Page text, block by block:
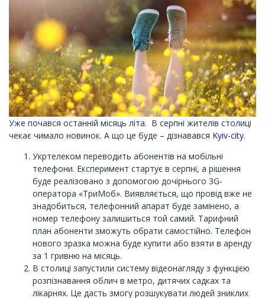
Уже почався останній місяць літа. В серпні жителів столиці
чекає чимало новинок. А що це буде – дізнавався Kyiv-city.
Укртелеком переводить абонентів на мобільні
телефони. Експеримент стартує в серпні, а рішення
буде реалізовано з допомогою дочірнього 3G-
оператора «ТриМоб». Виявляється, що провід вже не
знадобиться, телефонний апарат буде замінено, а
номер телефону залишиться той самий. Тарифний
план абоненти зможуть обрати самостійно. Телефон
нового зразка можна буде купити або взяти в аренду
за 1 гривню на місяць.
В столиці запустили систему відеонагляду з функцією
розпізнавання облич в метро, дитячих садках та
лікарнях. Це дасть змогу розшукувати людей зниклих